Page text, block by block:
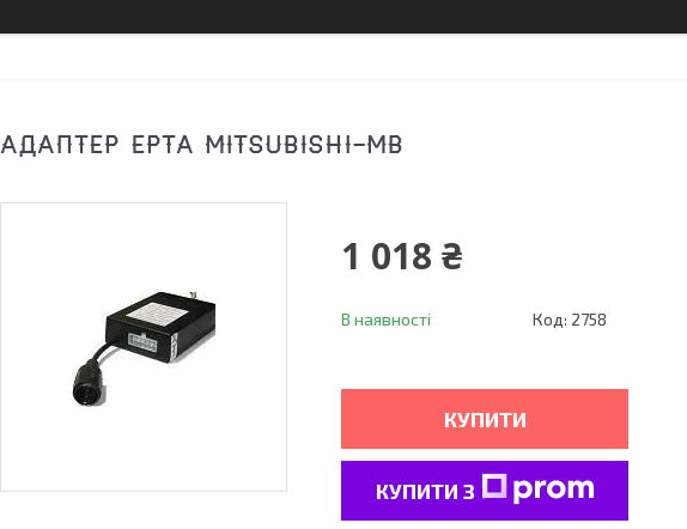
АДАПТЕР ЕРТА MITSUBISHI-MB
1 018 ₴
В наявності Код: 2758
КУПИТИ
КУПИТИ З